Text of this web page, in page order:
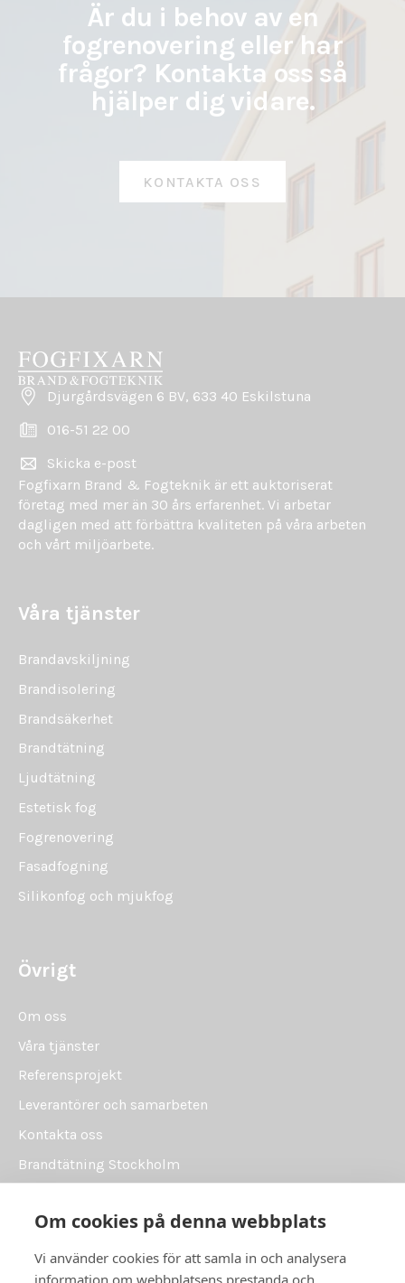
Om cookies på denna webbplats
Vi använder cookies för att samla in och analysera
information om webbplatsens prestanda och
Är du i behov av en
fogrenovering eller har
frågor? Kontakta oss så
hjälper dig vidare.
KONTAKTA OSS
Djurgårdsvägen 6 BV, 633 40 Eskilstuna
016-51 22 00
Skicka e-post
Fogfixarn Brand & Fogteknik är ett auktoriserat
företag med mer än 30 års erfarenhet. Vi arbetar
dagligen med att förbättra kvaliteten på våra arbeten
och vårt miljöarbete.
Våra tjänster
Brandavskiljning
Brandisolering
Brandsäkerhet
Brandtätning
Ljudtätning
Estetisk fog
Fogrenovering
Fasadfogning
Silikonfog och mjukfog
Övrigt
Om oss
Våra tjänster
Referensprojekt
Leverantörer och samarbeten
Kontakta oss
Brandtätning Stockholm
Brandtätning Västerås
Brandtätning Örebro